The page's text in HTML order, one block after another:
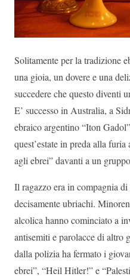
Solitamente per la tradizione
una gioia, un dovere e una
succedere che questo diventi
E’ successo in Australia, a
ebraico argentino “Iton
quest’estate in preda alla
agli ebrei” davanti a un
Il ragazzo era in compagnia
decisamente ubriachi.
alcolica hanno cominciato a
antisemiti e parolacce di altro
dalla polizia ha fermato i
ebrei”, “Heil Hitler!” e